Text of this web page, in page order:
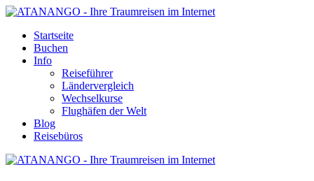
Startseite
Buchen
Info
Reiseführer
Ländervergleich
Wechselkurse
Flughäfen der Welt
Blog
Reisebüros